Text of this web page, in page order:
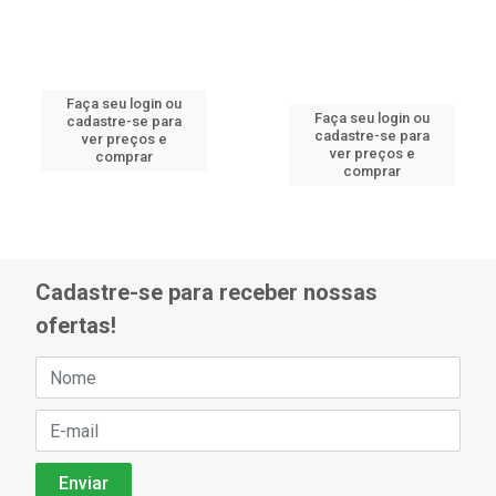
Faça seu login ou
cadastre-se para
ver preços e
comprar
Faça seu login ou
cadastre-se para
ver preços e
comprar
Cadastre-se para receber nossas
ofertas!